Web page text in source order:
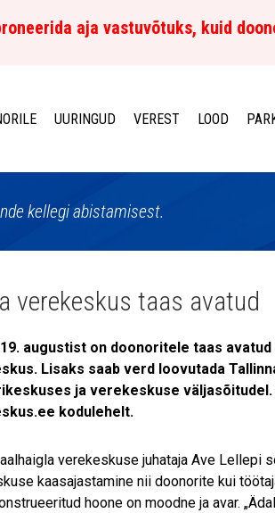
aja vastuvõtuks, kuid
UURINGUD VEREST LOOD
kellegi abistamisest.
verekeskus taas avatud
augustist on doonoritele taas avatud
Lisaks saab verd loovutada
ja verekeskuse
kodulehelt.
verekeskuse juhataja Ave Lellepi
kaasajastamine nii doonorite kui
hoone on moodne ja avar.